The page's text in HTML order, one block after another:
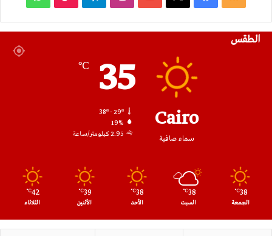
الموقع
الطقس
Cairo
سماء صافية
35
℃
38º - 29º
19%
2.95 كيلومتر/ساعة
38
℃
الجمعة
38
℃
السبت
38
℃
الأحد
39
℃
الأثنين
42
℃
الثلاثاء